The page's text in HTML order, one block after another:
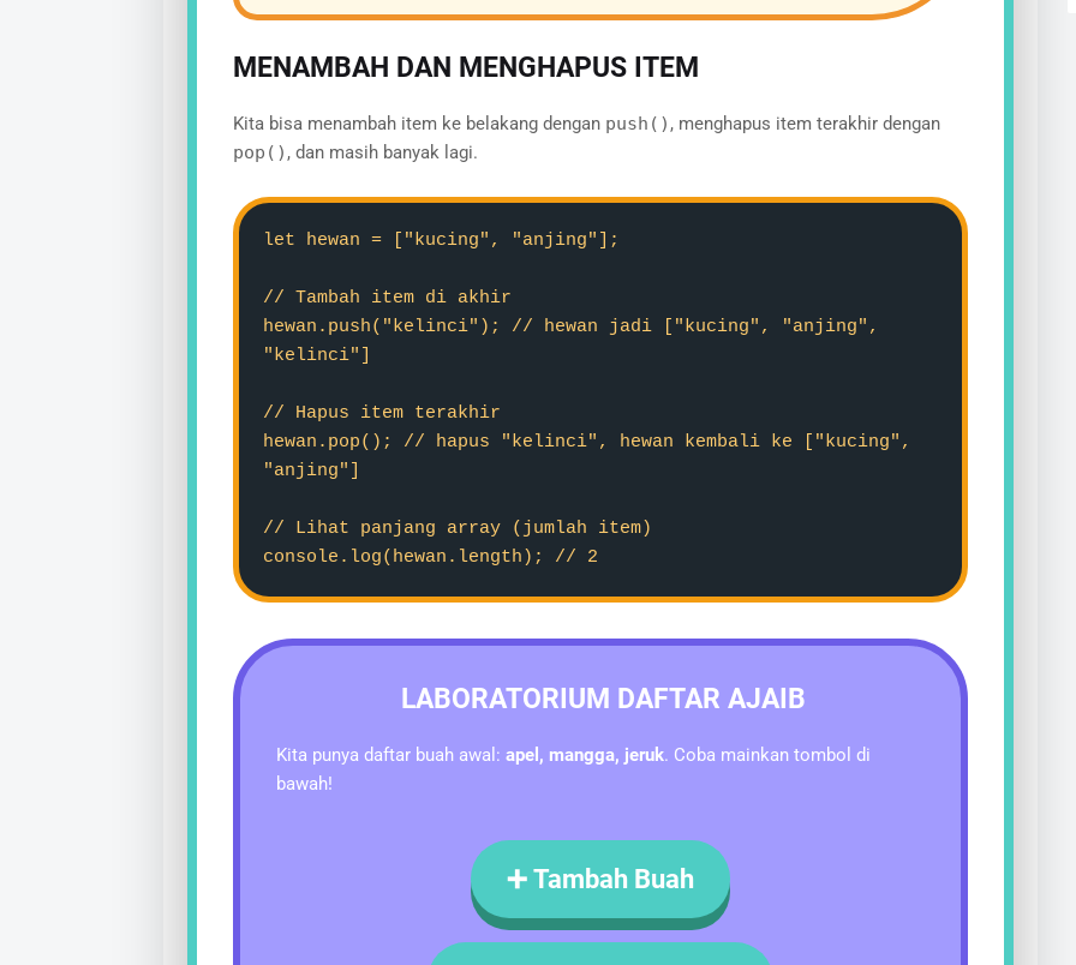
MENAMBAH DAN MENGHAPUS ITEM
Kita bisa menambah item ke belakang dengan push() , menghapus item terakhir dengan
pop() , dan masih banyak lagi.
let hewan = ["kucing", "anjing"];
// Tambah item di akhir
hewan.push("kelinci"); // hewan jadi ["kucing", "anjing",
"kelinci"]
// Hapus item terakhir
hewan.pop(); // hapus "kelinci", hewan kembali ke ["kucing",
"anjing"]
// Lihat panjang array (jumlah item)
console.log(hewan.length); // 2
LABORATORIUM DAFTAR AJAIB
Kita punya daftar buah awal: apel, mangga, jeruk. Coba mainkan tombol di
bawah!
➕ Tambah Buah